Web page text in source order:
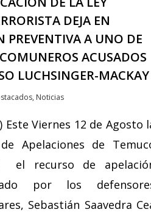
DEJA EN
PREVENTIVA A UNO DE
ACUSADOS
LUCHSINGER-MACKAY
, Noticias
Este Viernes 12 de Agosto
Apelaciones de
el recurso de
por los
Sebastián Saavedra